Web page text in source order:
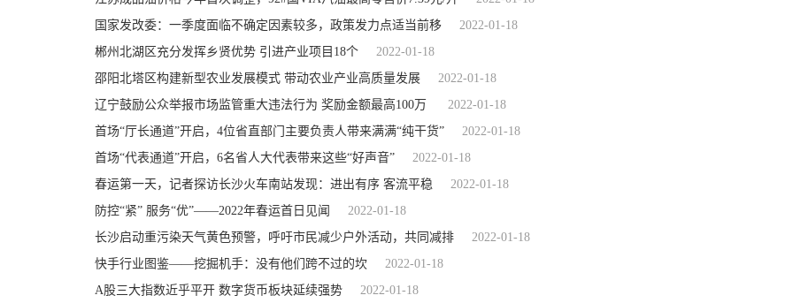
国家发改委：一季度面临不确定因素较多，政策发力点适当前移
2022-01-18
郴州北湖区充分发挥乡贤优势 引进产业项目18个
2022-01-18
邵阳北塔区构建新型农业发展模式 带动农业产业高质量发展
2022-01-18
辽宁鼓励公众举报市场监管重大违法行为 奖励金额最高100万
2022-01-18
首场“厅长通道”开启，4位省直部门主要负责人带来满满“纯干货”
2022-01-18
首场“代表通道”开启，6名省人大代表带来这些“好声音”
2022-01-18
春运第一天，记者探访长沙火车南站发现：进出有序 客流平稳
2022-01-18
防控“紧” 服务“优”——2022年春运首日见闻
2022-01-18
长沙启动重污染天气黄色预警，呼吁市民减少户外活动，共同减排
2022-01-18
快手行业图鉴——挖掘机手：没有他们跨不过的坎
2022-01-18
A股三大指数近乎平开 数字货币板块延续强势
2022-01-18